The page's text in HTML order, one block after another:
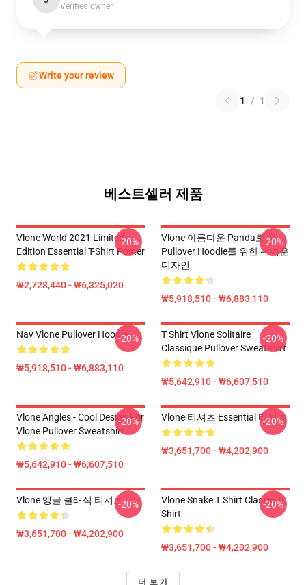
Verified owner
Write your review
1 / 1
베스트셀러 제품
Vlone World 2021 Limited
Edition Essential T-Shirt Poster
₩2,728,440 - ₩6,325,020
-20%
Vlone 아름다운 Panda로, V
Pullover Hoodie를 위한 귀여운
디자인
₩5,918,510 - ₩6,883,110
-20%
Nav Vlone Pullover Hoodie
₩5,918,510 - ₩6,883,110
-20%
T Shirt Vlone Solitaire
Classique Pullover Sweatshirt
₩5,642,910 - ₩6,607,510
-20%
Vlone Angles - Cool Design For
Vlone Pullover Sweatshirt
₩5,642,910 - ₩6,607,510
-20% Vlone 티셔츠 Essential 티셔츠
₩3,651,700 - ₩4,202,900
-20%
Vlone 앵글 클래식 티셔츠
₩3,651,700 - ₩4,202,900
-20%
Vlone Snake T Shirt Classic T-
Shirt
₩3,651,700 - ₩4,202,900
-20%
더 보기